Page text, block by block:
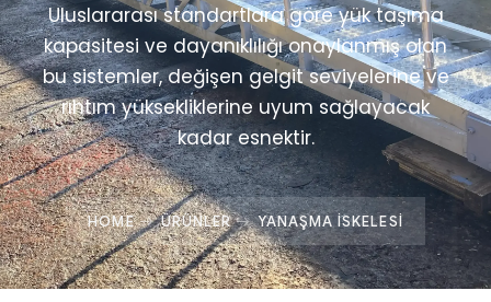
Uluslararası standartlara göre yük taşıma
kapasitesi ve dayanıklılığı onaylanmış olan
bu sistemler, değişen gelgit seviyelerine ve
rıhtım yüksekliklerine uyum sağlayacak
kadar esnektir.
HOME ÜRÜNLER YANAŞMA İSKELESI